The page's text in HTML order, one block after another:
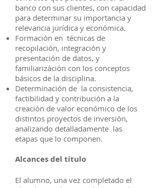
banco con sus clientes, con capacidad
para determinar su importancia y
relevancia jurídica y económica.
Formación en técnicas de
recopilación, integración y
presentación de datos, y
familiarizáción con los conceptos
básicos de la disciplina.
Determinación de la consistencia,
factibilidad y contribución a la
creación de valor económico de los
distintos proyectos de inversión,
analizando detalladamente las
etapas que lo componen.
Alcances del título
El alumno, una vez completado el